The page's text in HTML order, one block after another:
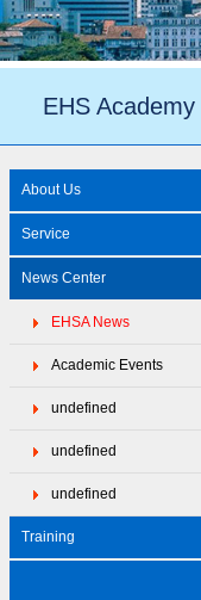
EHS Academy
About Us
Service
News Center
EHSA News
Academic Events
undefined
undefined
undefined
Training